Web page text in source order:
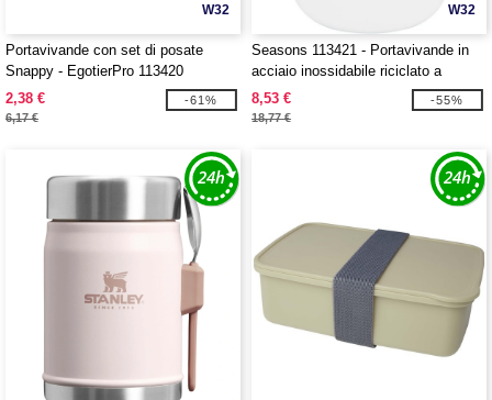
W32
Portavivande con set di posate
Snappy - EgotierPro 113420
2,38 €
6,17 €
-61%
W32
Seasons 113421 - Portavivande in
acciaio inossidabile riciclato a
doppia parete da 500 ml Supo
8,53 €
18,77 €
-55%